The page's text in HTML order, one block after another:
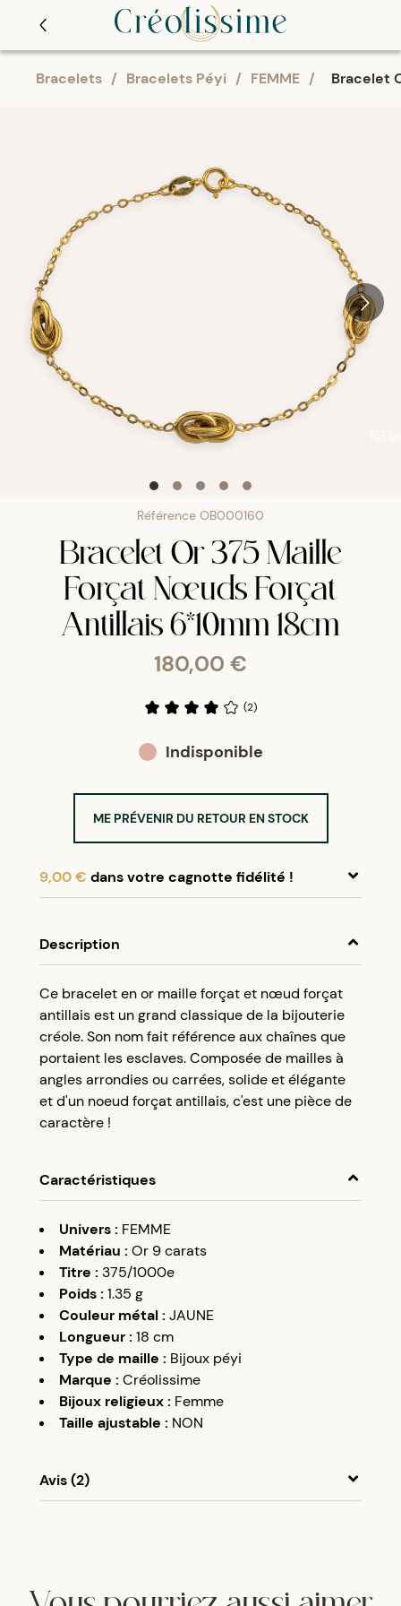
Bracelets / Bracelets Péyi / FEMME / Bracelet
Référence OB000160
Bracelet Or 375 Maille
Forçat Nœuds Forçat
Antillais 6*10mm 18cm
180,00 €
(2)
Indisponible
ME PRÉVENIR DU RETOUR EN STOCK
9,00 € dans votre cagnotte fidélité !
compte client et cumulez 5% de vos achats dans
votre cagnotte fidélité sans minimum d’achat.
Utilisez votre cagnotte de fidélité dès votre
prochaine commande à partir de 50€ d’achats.
Description
Ce bracelet en or maille forçat et nœud forçat
antillais est un grand classique de la bijouterie
créole. Son nom fait référence aux chaînes que
portaient les esclaves. Composée de mailles à
angles arrondies ou carrées, solide et élégante
et d'un noeud forçat antillais, c'est une pièce de
caractère !
Caractéristiques
Univers: FEMME
Matériau : Or 9 carats
Titre : 375/1000e
Poids: 1.35 g
Couleur métal: JAUNE
Longueur: 18 cm
Type de maille : Bijoux péyi
Marque : Créolissime
Bijoux religieux: Femme
Taille ajustable : NON
Avis (2)
A 03/06/22